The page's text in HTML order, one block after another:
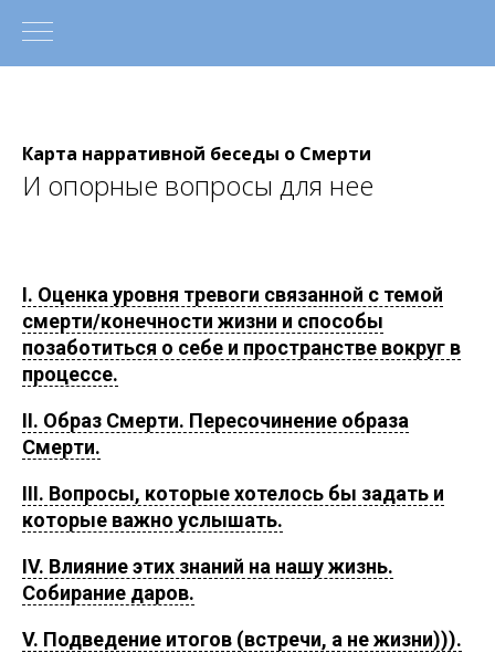
Карта нарративной беседы о Смерти
И опорные вопросы для нее
I. Оценка уровня тревоги связанной с темой
смерти/конечности жизни и способы
позаботиться о себе и пространстве вокруг в
процессе.
II. Образ Смерти. Пересочинение образа
Смерти.
III. Вопросы, которые хотелось бы задать и
которые важно услышать.
IV. Влияние этих знаний на нашу жизнь.
Собирание даров.
V. Подведение итогов (встречи, а не жизни))).